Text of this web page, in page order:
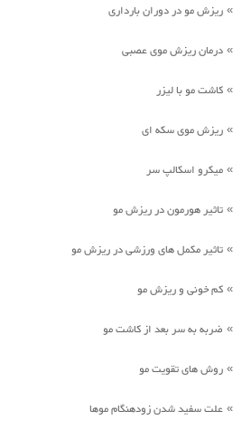
» ریزش مو در دوران بارداری
» درمان ریزش موی عصبی
» کاشت مو با لیزر
» ریزش موی سکه ای
» میکرو اسکالپ سر
» تاثیر هورمون در ریزش مو
» تاثیر مکمل های ورزشی در ریزش مو
» کم خونی و ریزش مو
» ضربه به سر بعد از کاشت مو
» روش های تقویت مو
» علت سفید شدن زودهنگام موها